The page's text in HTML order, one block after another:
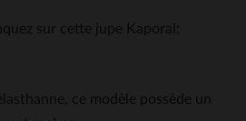
sur cette jupe Kaporal:
ce modèle possède un